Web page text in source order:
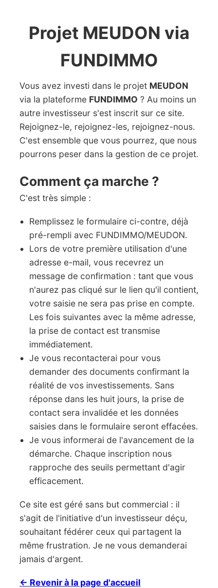
Projet MEUDON via
FUNDIMMO
Vous avez investi dans le projet MEUDON
via la plateforme FUNDIMMO ? Au moins un
autre investisseur s'est inscrit sur ce site.
Rejoignez-le, rejoignez-les, rejoignez-nous.
C'est ensemble que vous pourrez, que nous
pourrons peser dans la gestion de ce projet.
Comment ça marche ?
C'est très simple :
Remplissez le formulaire ci-contre, déjà
pré-rempli avec FUNDIMMO/MEUDON.
Lors de votre première utilisation d'une
adresse e-mail, vous recevrez un
message de confirmation : tant que vous
n'aurez pas cliqué sur le lien qu'il contient,
votre saisie ne sera pas prise en compte.
Les fois suivantes avec la même adresse,
la prise de contact est transmise
immédiatement.
Je vous recontacterai pour vous
demander des documents confirmant la
réalité de vos investissements. Sans
réponse dans les huit jours, la prise de
contact sera invalidée et les données
saisies dans le formulaire seront effacées.
Je vous informerai de l'avancement de la
démarche. Chaque inscription nous
rapproche des seuils permettant d'agir
efficacement.
Ce site est géré sans but commercial : il
s'agit de l'initiative d'un investisseur déçu,
souhaitant fédérer ceux qui partagent la
même frustration. Je ne vous demanderai
jamais d'argent.
← Revenir à la page d'accueil